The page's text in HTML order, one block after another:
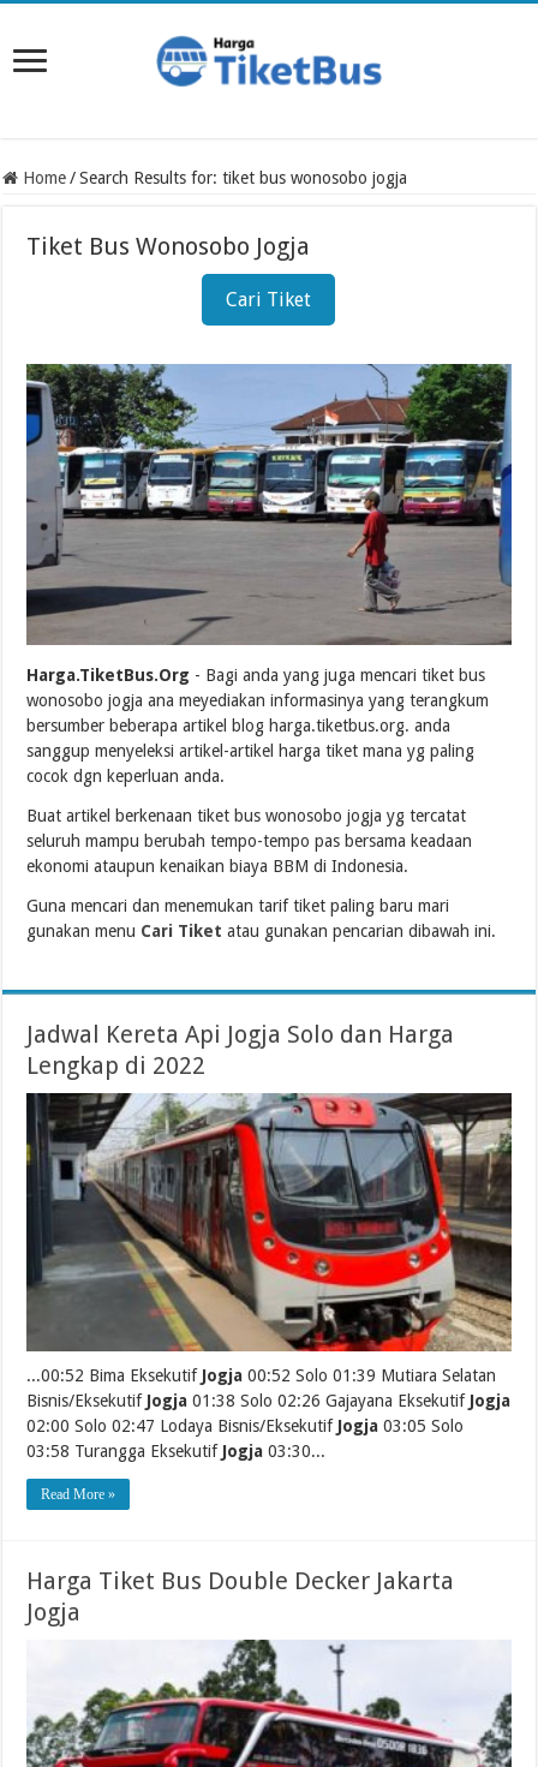
Home / Search Results for: tiket bus wonosobo jogja
Tiket Bus Wonosobo Jogja
Cari Tiket
Harga.TiketBus.Org - Bagi anda yang juga mencari tiket bus
wonosobo jogja ana meyediakan informasinya yang terangkum
bersumber beberapa artikel blog harga.tiketbus.org. anda
sanggup menyeleksi artikel-artikel harga tiket mana yg paling
cocok dgn keperluan anda.
Buat artikel berkenaan tiket bus wonosobo jogja yg tercatat
seluruh mampu berubah tempo-tempo pas bersama keadaan
ekonomi ataupun kenaikan biaya BBM di Indonesia.
Guna mencari dan menemukan tarif tiket paling baru mari
gunakan menu Cari Tiket atau gunakan pencarian dibawah ini.
Jadwal Kereta Api Jogja Solo dan Harga
Lengkap di 2022
...00:52 Bima Eksekutif Jogja 00:52 Solo 01:39 Mutiara Selatan
Bisnis/Eksekutif Jogja 01:38 Solo 02:26 Gajayana Eksekutif Jogja
02:00 Solo 02:47 Lodaya Bisnis/Eksekutif Jogja 03:05 Solo
03:58 Turangga Eksekutif Jogja 03:30...
Read More »
Harga Tiket Bus Double Decker Jakarta
Jogja